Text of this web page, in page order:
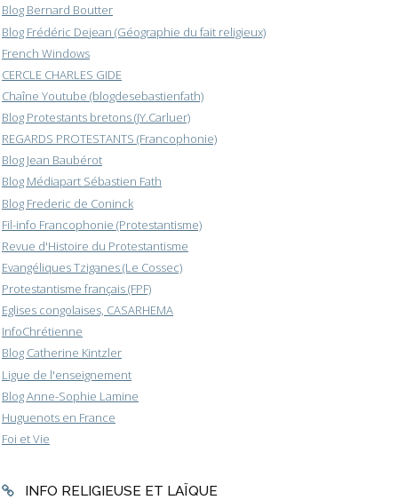
Blog Bernard Boutter
Blog Frédéric Dejean (Géographie du fait religieux)
French Windows
CERCLE CHARLES GIDE
Chaîne Youtube (blogdesebastienfath)
Blog Protestants bretons (JY.Carluer)
REGARDS PROTESTANTS (Francophonie)
Blog Jean Baubérot
Blog Médiapart Sébastien Fath
Blog Frederic de Coninck
Fil-info Francophonie (Protestantisme)
Revue d'Histoire du Protestantisme
Evangéliques Tziganes (Le Cossec)
Protestantisme français (FPF)
Eglises congolaises, CASARHEMA
InfoChrétienne
Blog Catherine Kintzler
Ligue de l'enseignement
Blog Anne-Sophie Lamine
Huguenots en France
Foi et Vie
INFO RELIGIEUSE ET LAÏQUE